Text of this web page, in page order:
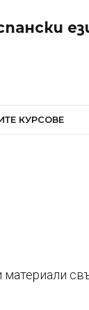
КУРСОВЕ